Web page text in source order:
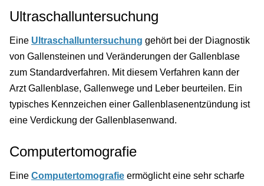
Ultraschalluntersuchung
Eine Ultraschalluntersuchung gehört bei der Diagnostik
von Gallensteinen und Veränderungen der Gallenblase
zum Standardverfahren. Mit diesem Verfahren kann der
Arzt Gallenblase, Gallenwege und Leber beurteilen. Ein
typisches Kennzeichen einer Gallenblasenentzündung ist
eine Verdickung der Gallenblasenwand.
Computertomografie
Eine Computertomografie ermöglicht eine sehr scharfe